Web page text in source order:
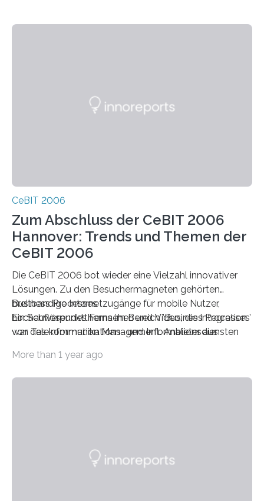
CeBIT 2006
Zum Abschluss der CeBIT 2006
Hannover: Trends und Themen der
CeBIT 2006
Die CeBIT 2006 bot wieder eine Vielzahl innovativer
Lösungen. Zu den Besuchermagneten gehörten
breitbandige Internetzugänge für mobile Nutzer,
hochauflösendes Fernsehen und Video, die Integration
von Telekommunikations- und Informationsdiensten
Services und Produkte im Bereich der IT-Sicherheit.
Business Processes
Ein Schwerpunktthema im Bereich ’Business Processes’
war das Information Management. Anbieter aus
More than 1 year ago